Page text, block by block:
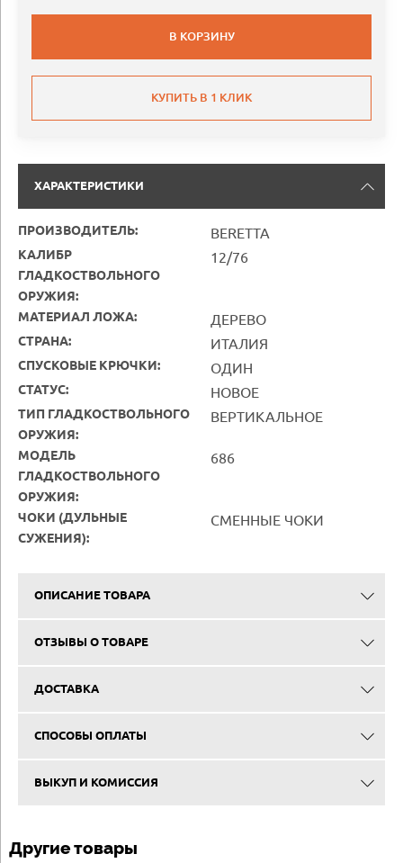
В КОРЗИНУ
КУПИТЬ В 1 КЛИК
ХАРАКТЕРИСТИКИ
ПРОИЗВОДИТЕЛЬ: BERETTA
КАЛИБР
ГЛАДКОСТВОЛЬНОГО
ОРУЖИЯ:
12/76
МАТЕРИАЛ ЛОЖА: ДЕРЕВО
СТРАНА: ИТАЛИЯ
СПУСКОВЫЕ КРЮЧКИ: ОДИН
СТАТУС: НОВОЕ
ТИП ГЛАДКОСТВОЛЬНОГО
ОРУЖИЯ:
ВЕРТИКАЛЬНОЕ
МОДЕЛЬ
ГЛАДКОСТВОЛЬНОГО
ОРУЖИЯ:
686
ЧОКИ (ДУЛЬНЫЕ
СУЖЕНИЯ):
СМЕННЫЕ ЧОКИ
ОПИСАНИЕ ТОВАРА
ОТЗЫВЫ О ТОВАРЕ
ДОСТАВКА
СПОСОБЫ ОПЛАТЫ
ВЫКУП И КОМИССИЯ
Другие товары